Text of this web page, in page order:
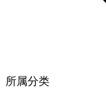
所属分类